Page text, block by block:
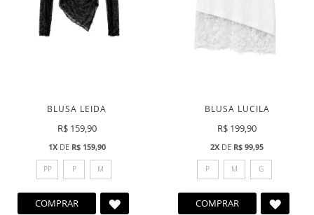
BLUSA LEIDA
R$ 159,90
1XDE R$ 159,90
PP P M
COMPRAR
ADICIONAR
BLUSA LUCILA
R$ 199,90
2X DE R$ 99,95
P M G
COMPRAR